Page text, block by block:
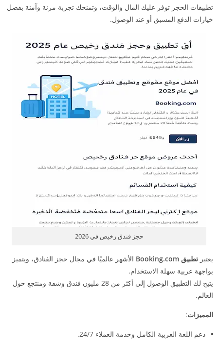
تطبيقات الحجز توفر عليك المال والوقت، وتمنحك تجربة مرنة وآمنة بفضل
خيارات الدفع المسبق أو عند الوصول.
حجز فندق رخيص في 2026
يعتبر تطبيق Booking.com
الأشهر عالميًا في مجال حجز الفنادق، ويتميز
بواجهة عربية سهلة الاستخدام.
يتيح لك التطبيق الوصول إلى أكثر من 28 مليون فندق وشقة ومنتجع حول
العالم.
المميزات:
دعم اللغة العربية الكامل وخدمة العملاء 24/7.